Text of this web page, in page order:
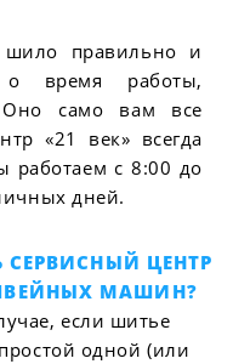
шило правильно и
о время работы,
Оно само вам все
«21 век» всегда
с 8:00 до
дней.
ЦЕНТР
МАШИН?
если шитье
одной (или